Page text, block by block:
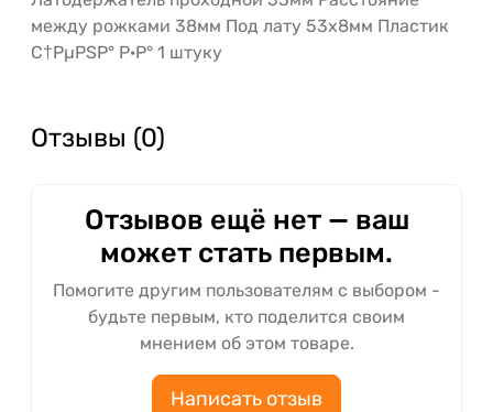
между рожками 38мм Под лату 53х8мм Пластик
С†РµРЅР° Р·Р° 1 штуку
Отзывы (0)
Отзывов ещё нет — ваш
может стать первым.
Помогите другим пользователям с выбором -
будьте первым, кто поделится своим
мнением об этом товаре.
Написать отзыв